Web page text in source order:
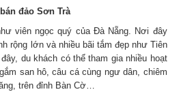
đảo Sơn Trà
viên ngọc quý của Đà Nẵng. Nơi đây
rộng lớn và nhiều bãi tắm đẹp như Tiên
du khách có thể tham gia nhiều hoạt
san hô, câu cá cùng ngư dân, chiêm
trên đỉnh Bàn Cờ…